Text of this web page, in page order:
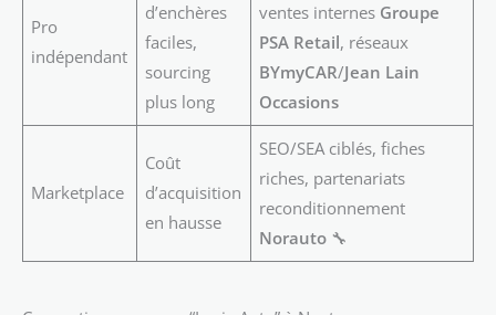
Pro
indépendant
d’enchères
faciles,
sourcing
plus long
ventes internes Groupe
PSA Retail, réseaux
BYmyCAR/Jean Lain
Occasions
Marketplace
Coût
d’acquisition
en hausse
SEO/SEA ciblés, fiches
riches, partenariats
reconditionnement
Norauto 🔧